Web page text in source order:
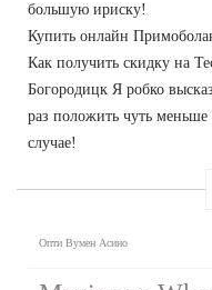
большую ириску!
Купить онлайн
Как получить скидку на
Богородицк Я робко
раз положить чуть
случае!
Опти Вумен Асино